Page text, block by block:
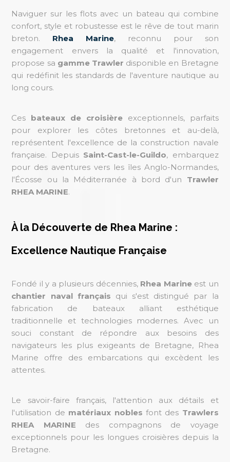
Naviguer sur les flots avec un bateau qui combine
confort, style et robustesse est le rêve de tout marin
breton. Rhea Marine, reconnu pour son
engagement envers la qualité et l'innovation,
propose sa gamme Trawler disponible en Bretagne
qui redéfinit les standards de l'aventure nautique au
long cours.
Ces bateaux de croisièreexceptionnels, parfaits
pour explorer les côtes bretonnes et au-delà,
représentent l'excellence de la construction navale
française. Depuis Saint-Cast-le-Guildo, embarquez
pour des aventures vers les îles Anglo-Normandes,
l'Écosse ou la Méditerranée à bord d'un Trawler
RHEA MARINE.
À la Découverte de Rhea Marine :
Excellence Nautique Française
Fondé il y a plusieurs décennies, Rhea Marineest un
chantier naval français qui s'est distingué par la
fabrication de bateaux alliant esthétique
traditionnelle et technologies modernes. Avec un
souci constant de répondre aux besoins des
navigateurs les plus exigeants de Bretagne, Rhea
Marine offre des embarcations qui excèdent les
attentes.
Le savoir-faire français, l'attention aux détails et
l'utilisation de matériaux nobles font des Trawlers
RHEA MARINE des compagnons de voyage
exceptionnels pour les longues croisières depuis la
Bretagne.